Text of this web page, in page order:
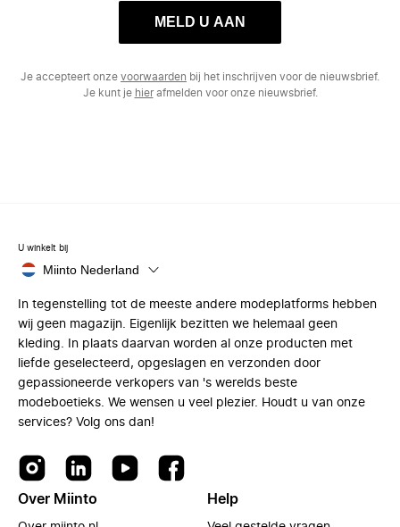
MELD U AAN
Je accepteert onze voorwaarden bij het inschrijven voor de nieuwsbrief.
Je kunt je hierafmelden voor onze nieuwsbrief.
U winkelt bij
Miinto Nederland
In tegenstelling tot de meeste andere modeplatforms hebben
wij geen magazijn. Eigenlijk bezitten we helemaal geen
kleding. In plaats daarvan worden al onze producten met
liefde geselecteerd, opgeslagen en verzonden door
gepassioneerde verkopers van 's werelds beste
modeboetieks. We wensen u veel plezier. Houdt u van onze
services? Volg ons dan!
Over Miinto Help